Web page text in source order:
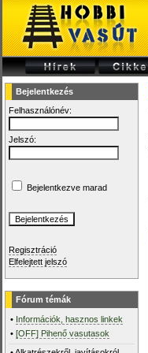
Bejelentkezés
Felhasználónév:
Jelszó:
Bejelentkezve marad
Regisztráció
Elfelejtett jelszó
Fórum témák
• Információk, hasznos linkek
•[OFF] Pihenő vasutasok